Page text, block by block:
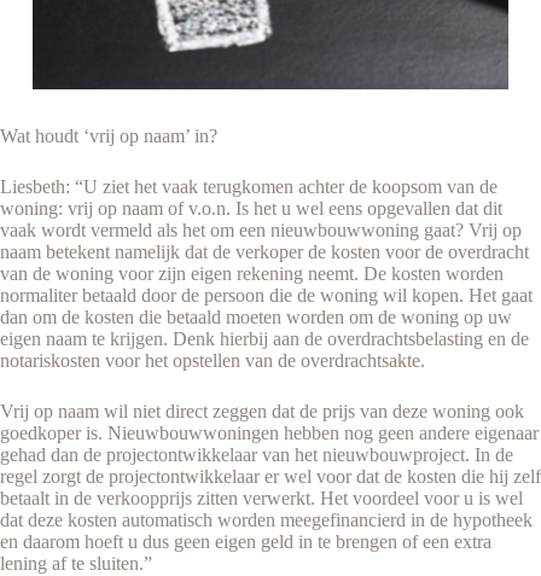
Wat houdt ‘vrij op naam’ in?
Liesbeth: “U ziet het vaak terugkomen achter de koopsom van de
woning: vrij op naam of v.o.n. Is het u wel eens opgevallen dat dit
vaak wordt vermeld als het om een nieuwbouwwoning gaat? Vrij op
naam betekent namelijk dat de verkoper de kosten voor de overdracht
van de woning voor zijn eigen rekening neemt. De kosten worden
normaliter betaald door de persoon die de woning wil kopen. Het gaat
dan om de kosten die betaald moeten worden om de woning op uw
eigen naam te krijgen. Denk hierbij aan de overdrachtsbelasting en de
notariskosten voor het opstellen van de overdrachtsakte.
Vrij op naam wil niet direct zeggen dat de prijs van deze woning ook
goedkoper is. Nieuwbouwwoningen hebben nog geen andere eigenaar
gehad dan de projectontwikkelaar van het nieuwbouwproject. In de
regel zorgt de projectontwikkelaar er wel voor dat de kosten die hij zelf
betaalt in de verkoopprijs zitten verwerkt. Het voordeel voor u is wel
dat deze kosten automatisch worden meegefinancierd in de hypotheek
en daarom hoeft u dus geen eigen geld in te brengen of een extra
lening af te sluiten.”